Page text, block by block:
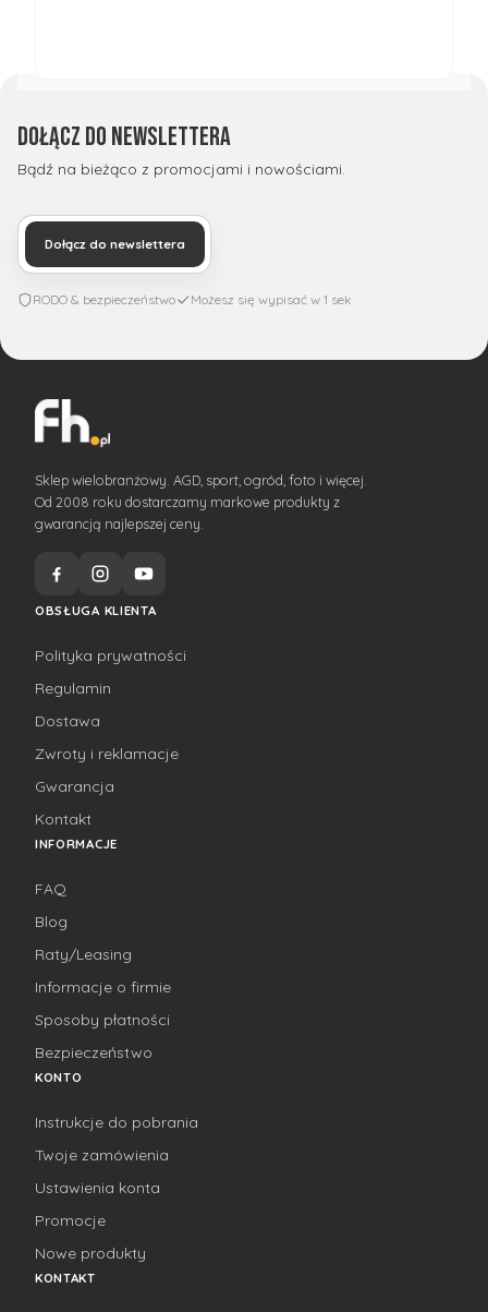
Dołącz do newslettera
Bądź na bieżąco z promocjami i nowościami.
Dołącz do newslettera
RODO & bezpieczeństwo Możesz się wypisać w 1 sek
Sklep wielobranżowy. AGD, sport, ogród, foto i więcej.
Od 2008 roku dostarczamy markowe produkty z
gwarancją najlepszej ceny.
OBSŁUGA KLIENTA
Polityka prywatności
Regulamin
Dostawa
Zwroty i reklamacje
Gwarancja
Kontakt
INFORMACJE
FAQ
Blog
Raty/Leasing
Informacje o firmie
Sposoby płatności
Bezpieczeństwo
KONTO
Instrukcje do pobrania
Twoje zamówienia
Ustawienia konta
Promocje
Nowe produkty
KONTAKT